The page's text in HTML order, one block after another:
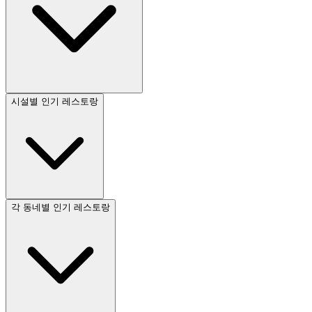
시설별 인기 레스토랑
각 동네별 인기 레스토랑